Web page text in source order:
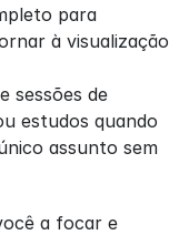
para
à visualização
sessões de
estudos quando
assunto sem
a focar e